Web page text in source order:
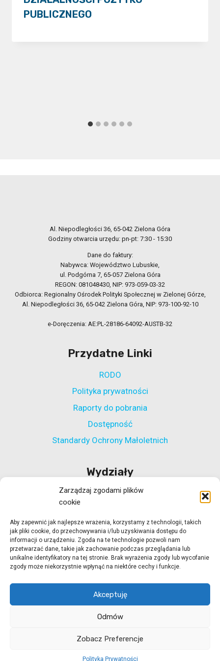
Zarządzaj zgodami plików
cookie
Aby zapewnić jak najlepsze wrażenia, korzystamy z technologii, takich
jak pliki cookie, do przechowywania i/lub uzyskiwania dostępu do
informacji o urządzeniu. Zgoda na te technologie pozwoli nam
przetwarzać dane, takie jak zachowanie podczas przeglądania lub
unikalne identyfikatory na tej stronie. Brak wyrażenia zgody lub wycofanie
zgody może niekorzystnie wpłynąć na niektóre cechy i funkcje.
Akceptuję
Odmów
Zobacz Preferencje
Polityka Prywatności
PUBLICZNEGO
Al. Niepodległości 36, 65-042 Zielona Góra
Godziny otwarcia urzędu: pn-pt: 7:30 - 15:30
Dane do faktury:
Nabywca: Województwo Lubuskie,
ul. Podgórna 7, 65-057 Zielona Góra
REGON: 081048430, NIP: 973-059-03-32
Odbiorca: Regionalny Ośrodek Polityki Społecznej w Zielonej Górze,
Al. Niepodległości 36, 65-042 Zielona Góra, NIP: 973-100-92-10
e-Doręczenia: AE:PL-28186-64092-AUSTB-32
Przydatne Linki
RODO
Polityka prywatności
Raporty do pobrania
Dostępność
Standardy Ochrony Małoletnich
Wydziały
Wydział Polityki Społecznej
Wydział ds. Rehabilitacji Zawodowej i Społecznej
Wydział Koordynacji Włączenia Społecznego
Wydział ds. Realizacji Projektów Strukturalnych
Ośrodek Adopcyjny w Zielonej Górze
Ośrodek Adopcyjny w Gorzowie Wlkp.